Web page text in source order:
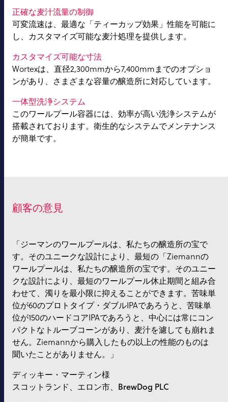
正確な麦汁流量の制御
可変流速は、最適な「ティーカップ効果」性能を可能に
し、カスタマイズ可能な麦汁処理を提供します。
カスタマイズ可能な寸法
Wortexは、直径2,300mmから7,400mmまでのオプショ
ンがあり、さまざまな容量の醸造所に対応しています。
一体型洗浄システム
このワールプール容器には、効率が高い洗浄システムが
搭載されております。衛生的なシステムでメンテナンス
が簡単です。
顧客の意見
「ジーマンのワールプールは、私たちの醸造所の宝で
す。そのユニークな設計により、最短の「Ziemannの
ワールプールは、私たちの醸造所の宝です。そのユニー
クな設計により、最短のワールプール休止期間と組み合
わせて、濁りを最小限に抑えることができます。苦味単
位が60のプロトタイプ・ダブルIPAであろうと、苦味単
位が150のハードコアIPAであろうと、中心には常にコン
パクトなトルーブコーンがあり、麦汁を濾しても崩れま
せん。Ziemannから購入したもの以上の性能のものは
聞いたことがありません。」
ディッキー・マーティン様
スコットランド、エロン市、BrewDog PLC